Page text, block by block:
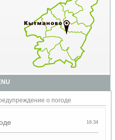
о погоде
16:34